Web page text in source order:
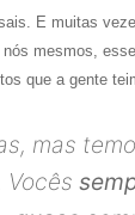
E muitas
mesmos,
que a gente
mas
Vocês